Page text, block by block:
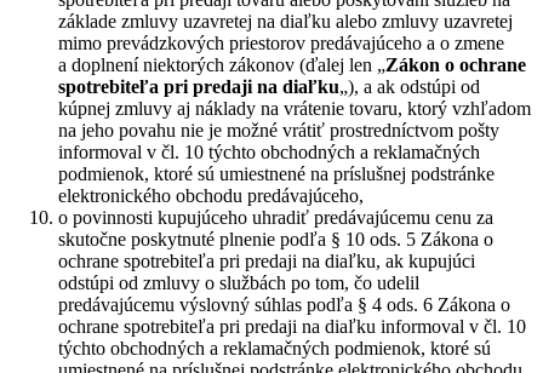
základe zmluvy uzavretej na diaľku alebo zmluvy uzavretej
mimo prevádzkových priestorov predávajúceho a o zmene
a doplnení niektorých zákonov (ďalej len „Zákon o ochrane
spotrebiteľa pri predaji na diaľku„), a ak odstúpi od
kúpnej zmluvy aj náklady na vrátenie tovaru, ktorý vzhľadom
na jeho povahu nie je možné vrátiť prostredníctvom pošty
informoval v čl. 10 týchto obchodných a reklamačných
podmienok, ktoré sú umiestnené na príslušnej podstránke
elektronického obchodu predávajúceho,
o povinnosti kupujúceho uhradiť predávajúcemu cenu za
skutočne poskytnuté plnenie podľa § 10 ods. 5 Zákona o
ochrane spotrebiteľa pri predaji na diaľku, ak kupujúci
odstúpi od zmluvy o službách po tom, čo udelil
predávajúcemu výslovný súhlas podľa § 4 ods. 6 Zákona o
ochrane spotrebiteľa pri predaji na diaľku informoval v čl. 10
týchto obchodných a reklamačných podmienok, ktoré sú